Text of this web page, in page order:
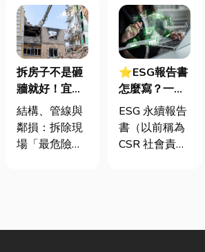
拆房子不是砸
牆就好！宜蘭
裝潢拆除、水
泥切割施工前
必看的避坑指
結構、管線與
鄰損：拆除現
場「最危險的
混亂的環境
⭐ESG報告書
怎麼寫？一定
要上市櫃才寫
嗎？3步驟擺
脫綠色轉型焦
ESG 永續報告
書（以前稱為
CSR 社會責任
責任（S）與